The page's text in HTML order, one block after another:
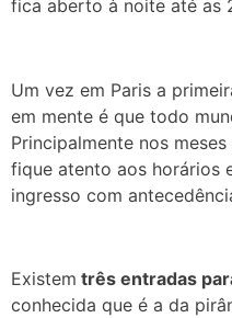
fica aberto à noite até as
Um vez em Paris a
em mente é que todo
Principalmente nos
fique atento aos horários
ingresso com
Existem três entradas
conhecida que é a da